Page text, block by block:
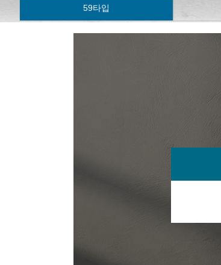
59타입